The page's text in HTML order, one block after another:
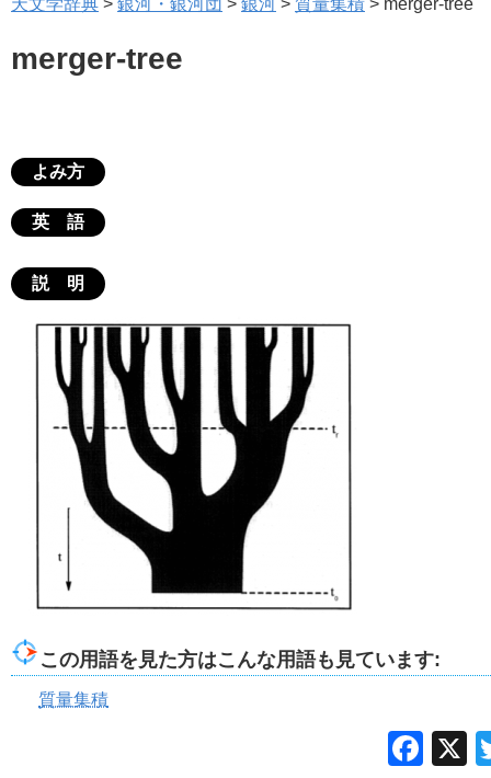
天文学辞典 > 銀河・銀河団 > 銀河 > 質量集積 > merger-tree
merger-tree
よみ方
英 語
説 明
この用語を見た方はこんな用語も見ています:
質量集積